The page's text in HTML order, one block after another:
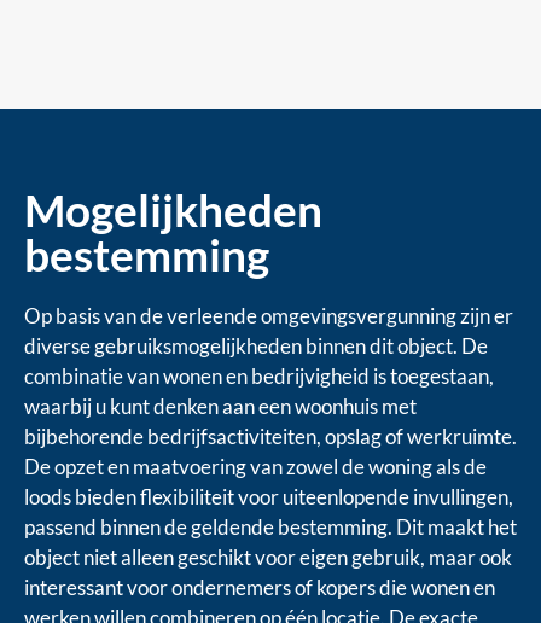
Mogelijkheden
bestemming
Op basis van de verleende omgevingsvergunning zijn er
diverse gebruiksmogelijkheden binnen dit object. De
combinatie van wonen en bedrijvigheid is toegestaan,
waarbij u kunt denken aan een woonhuis met
bijbehorende bedrijfsactiviteiten, opslag of werkruimte.
De opzet en maatvoering van zowel de woning als de
loods bieden flexibiliteit voor uiteenlopende invullingen,
passend binnen de geldende bestemming. Dit maakt het
object niet alleen geschikt voor eigen gebruik, maar ook
interessant voor ondernemers of kopers die wonen en
werken willen combineren op één locatie. De exacte